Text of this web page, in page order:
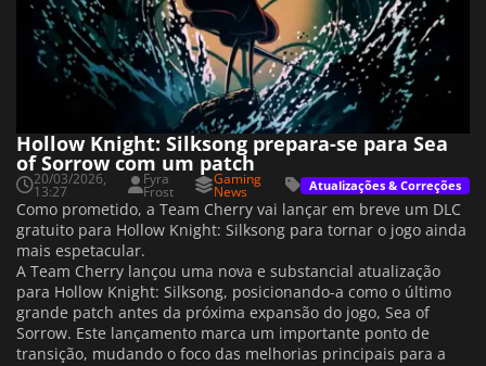
Hollow Knight: Silksong prepara-se para Sea
of Sorrow com um patch
20/03/2026,
13:27
Fyra
Frost
Gaming
News Atualizações & Correções
Como prometido, a Team Cherry vai lançar em breve um DLC
gratuito para Hollow Knight: Silksong para tornar o jogo ainda
mais espetacular.
A Team Cherry lançou uma nova e substancial atualização
para Hollow Knight: Silksong, posicionando-a como o último
grande patch antes da próxima expansão do jogo, Sea of
Sorrow. Este lançamento marca um importante ponto de
transição, mudando o foco das melhorias principais para a